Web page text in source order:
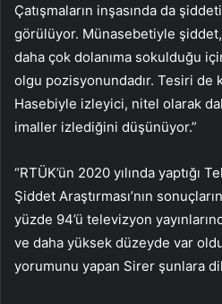
Çatışmaların inşasında da
görülüyor. Münasebetiyle
daha çok dolanıma sokulduğu
olgu pozisyonundadır. Tesiri de
Hasebiyle izleyici, nitel olarak
imaller izlediğini düşünüyor.”
“RTÜK’ün 2020 yılında yaptığı
Şiddet Araştırması’nın
yüzde 94’ü televizyon
ve daha yüksek düzeyde var
yorumunu yapan Sirer şunlara